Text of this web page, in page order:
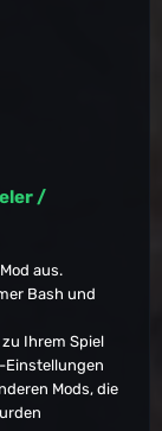
/
aus.
Bash und
Ihrem Spiel
Einstellungen
Mods, die